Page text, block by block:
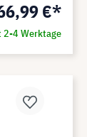
€*
2-4 Werktage